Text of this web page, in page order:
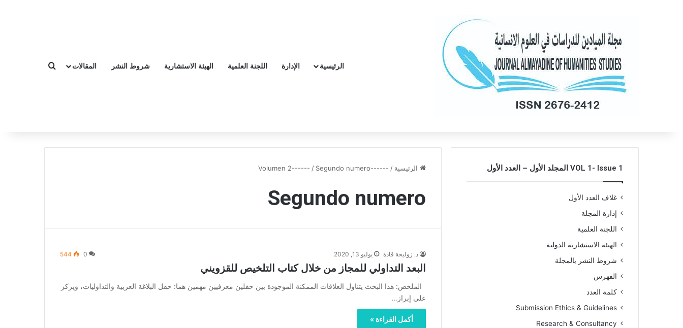
الرئيسية الإدارة اللجنة العلمية الهيئة الاستشارية شروط النشر المقالات
الرئيسية /
------Volumen 2------
/ Segundo numero
Segundo numero
ذ. زوليخة قادة يوليو 13, 2020 0
544
البعد التداولي للمجاز من خلال كتاب التلخيص للقزويني
الملخص: هذا البحث يتناول العلاقات الممكنة الموجودة بين حقلين معرفيين مهمين هما: حقل البلاغة العربية والتداوليات، ويركز
على إبراز…
أكمل القراءة »
VOL 1- Issue 1 المجلد الأول – العدد الأول
غلاف العدد الأول
إدارة المجلة
اللجنة العلمية
الهيئة الاستشارية الدولية
شروط النشر بالمجلة
الفهرس
كلمة العدد
Submission Ethics & Guidelines
Research & Consultancy